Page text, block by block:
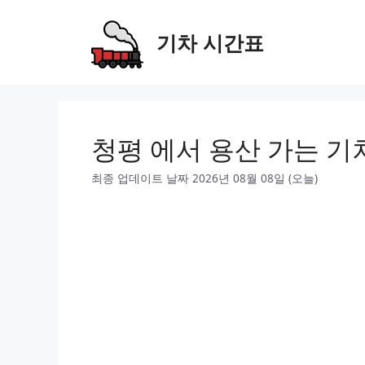
기차 시간표
청평 에서 용산 가는 기
최종 업데이트 날짜 2026년 08월 08일 (오늘)